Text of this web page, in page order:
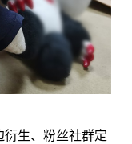
衍生、粉丝社群定